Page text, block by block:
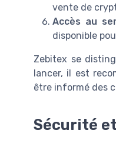
vente de
Accès au
disponible
Zebitex se
lancer, il est
être informé des
Sécurité